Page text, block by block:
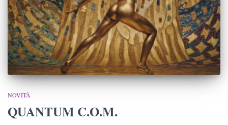
NOVITÀ
QUANTUM C.O.M.